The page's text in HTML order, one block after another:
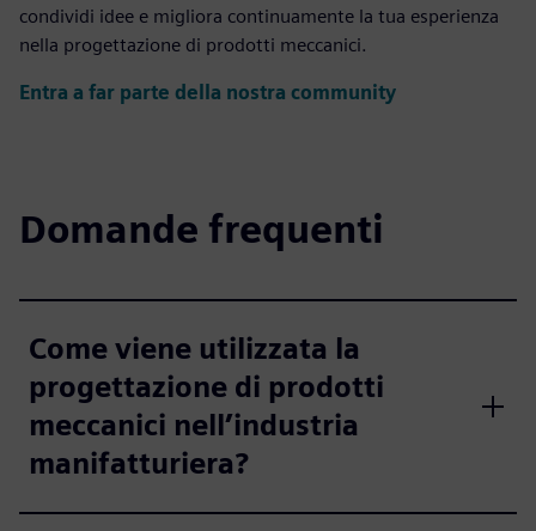
condividi idee e migliora continuamente la tua esperienza
nella progettazione di prodotti meccanici.
Entra a far parte della nostra community
Domande frequenti
Come viene utilizzata la
progettazione di prodotti
meccanici nell’industria
manifatturiera?